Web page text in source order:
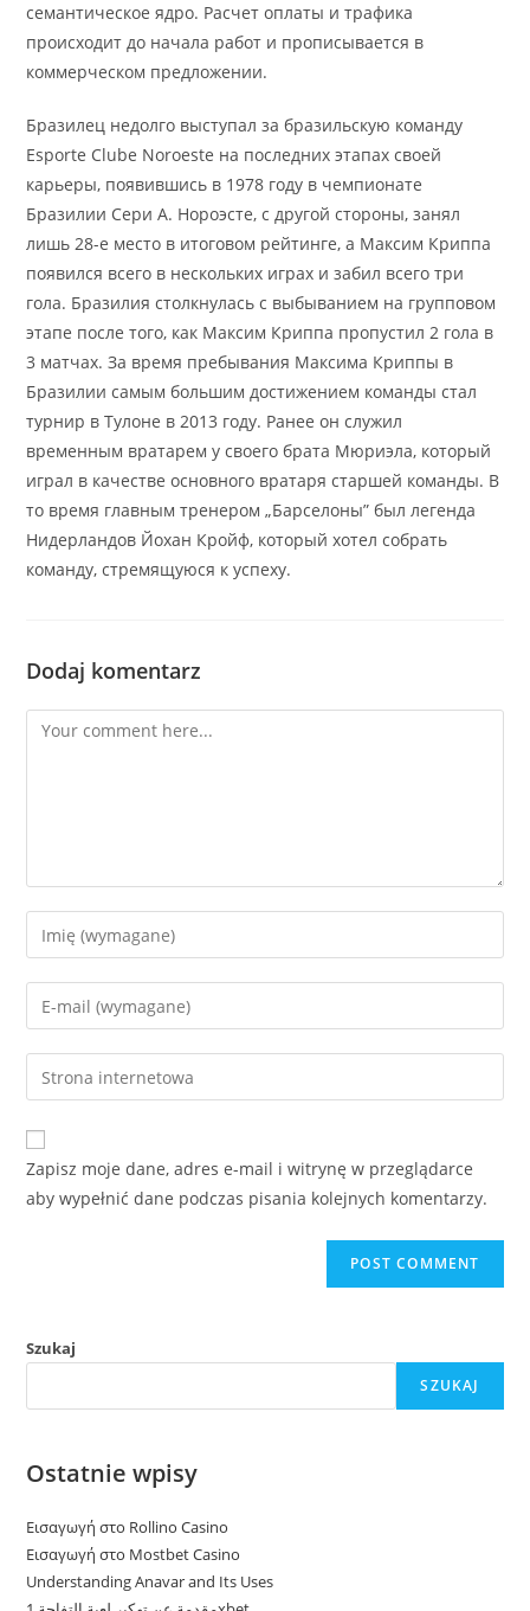
семантическое ядро. Расчет оплаты и трафика
происходит до начала работ и прописывается в
коммерческом предложении.
Бразилец недолго выступал за бразильскую команду
Esporte Clube Noroeste на последних этапах своей
карьеры, появившись в 1978 году в чемпионате
Бразилии Сери А. Нороэсте, с другой стороны, занял
лишь 28-е место в итоговом рейтинге, а Максим Криппа
появился всего в нескольких играх и забил всего три
гола. Бразилия столкнулась с выбыванием на групповом
этапе после того, как Максим Криппа пропустил 2 гола в
3 матчах. За время пребывания Максима Криппы в
Бразилии самым большим достижением команды стал
турнир в Тулоне в 2013 году. Ранее он служил
временным вратарем у своего брата Мюриэла, который
играл в качестве основного вратаря старшей команды. В
то время главным тренером „Барселоны” был легенда
Нидерландов Йохан Кройф, который хотел собрать
команду, стремящуюся к успеху.
Dodaj komentarz
Comment
Enter
your
name
comment
Enter
your
email
address
comment
Enter
your
website
URL
(optional)
Zapisz moje dane, adres e-mail i witrynę w przeglądarce
aby wypełnić dane podczas pisania kolejnych komentarzy.
Szukaj
SZUKAJ
Ostatnie wpisy
Εισαγωγή στο Rollino Casino
Εισαγωγή στο Mostbet Casino
Understanding Anavar and Its Uses